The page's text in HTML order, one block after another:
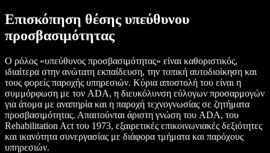
Επισκόπηση θέσης υπεύθυνου
προσβασιμότητας
Ο ρόλος «υπεύθυνος προσβασιμότητας» είναι καθοριστικός,
ιδιαίτερα στην ανώτατη εκπαίδευση, την τοπική αυτοδιοίκηση και
τους φορείς παροχής υπηρεσιών. Κύρια αποστολή του είναι η
συμμόρφωση με τον ADA, η διευκόλυνση εύλογων προσαρμογών
για άτομα με αναπηρία και η παροχή τεχνογνωσίας σε ζητήματα
προσβασιμότητας. Απαιτούνται άριστη γνώση του ADA, του
Rehabilitation Act του 1973, εξαιρετικές επικοινωνιακές δεξιότητες
και ικανότητα συνεργασίας με διάφορα τμήματα και παρόχους
υπηρεσιών.